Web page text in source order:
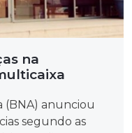
na
(BNA) anunciou
segundo as